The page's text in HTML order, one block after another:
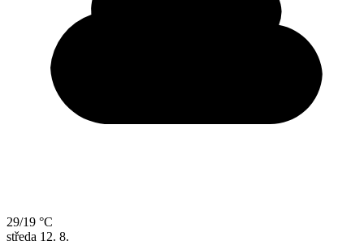
29/19 °C
středa 12. 8.